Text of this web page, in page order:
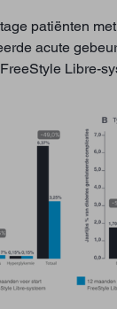
patiënten
acute
Libre-